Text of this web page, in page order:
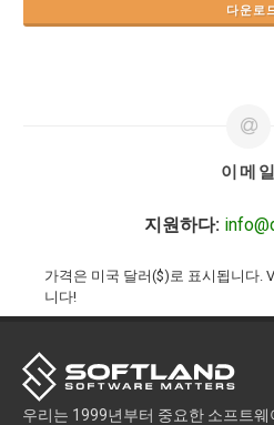
다운로
이메일
지원하다:
가격은 미국 달러($)로 표시됩니다.
니다!
우리는 1999년부터 중요한 소프트